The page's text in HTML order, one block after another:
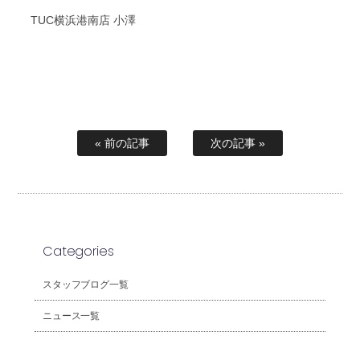
TUC横浜港南店 小澤
« 前の記事 次の記事 »
Categories
スタッフブログ一覧
ニュース一覧